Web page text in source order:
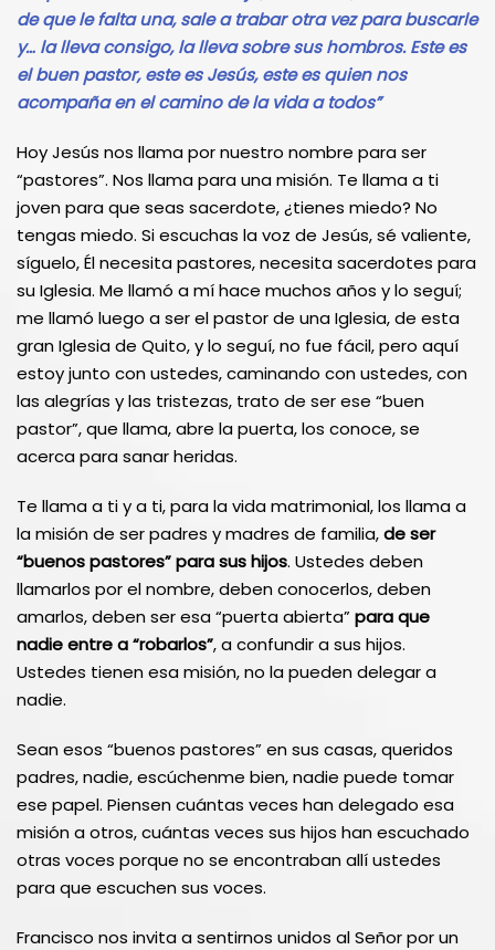
de que le falta una, sale a trabar otra vez para buscarle
y… la lleva consigo, la lleva sobre sus hombros. Este es
el buen pastor, este es Jesús, este es quien nos
acompaña en el camino de la vida a todos”
Hoy Jesús nos llama por nuestro nombre para ser
“pastores”. Nos llama para una misión. Te llama a ti
joven para que seas sacerdote, ¿tienes miedo? No
tengas miedo. Si escuchas la voz de Jesús, sé valiente,
síguelo, Él necesita pastores, necesita sacerdotes para
su Iglesia. Me llamó a mí hace muchos años y lo seguí;
me llamó luego a ser el pastor de una Iglesia, de esta
gran Iglesia de Quito, y lo seguí, no fue fácil, pero aquí
estoy junto con ustedes, caminando con ustedes, con
las alegrías y las tristezas, trato de ser ese “buen
pastor”, que llama, abre la puerta, los conoce, se
acerca para sanar heridas.
Te llama a ti y a ti, para la vida matrimonial, los llama a
la misión de ser padres y madres de familia,de ser
“buenos pastores” para sus hijos. Ustedes deben
llamarlos por el nombre, deben conocerlos, deben
amarlos, deben ser esa “puerta abierta”para que
nadie entre a “robarlos”, a confundir a sus hijos.
Ustedes tienen esa misión, no la pueden delegar a
nadie.
Sean esos “buenos pastores” en sus casas, queridos
padres, nadie, escúchenme bien, nadie puede tomar
ese papel. Piensen cuántas veces han delegado esa
misión a otros, cuántas veces sus hijos han escuchado
otras voces porque no se encontraban allí ustedes
para que escuchen sus voces.
Francisco nos invita a sentirnos unidos al Señor por un